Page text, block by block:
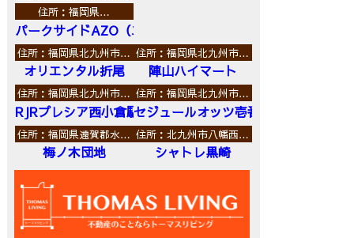
住所：福岡県…
パークサイドAZO（エーゼットオー）
住所：福岡県北九州市…
オリエンタル折尾
住所：福岡県北九州市…
陣山ハイマート
住所：福岡県北九州市…
RJRプレシア西小倉駅前
住所：福岡県北九州市…
セジュールオッツ壱番館
住所：福岡県遠賀郡水…
梅ノ木団地
住所：北九州市八幡西…
シャトレ黒崎